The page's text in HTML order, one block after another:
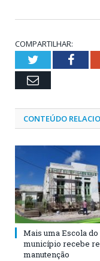
COMPARTILHAR:
Twitter
Email
CONTEÚDO
Mais uma Escola do
município recebe
manutenção